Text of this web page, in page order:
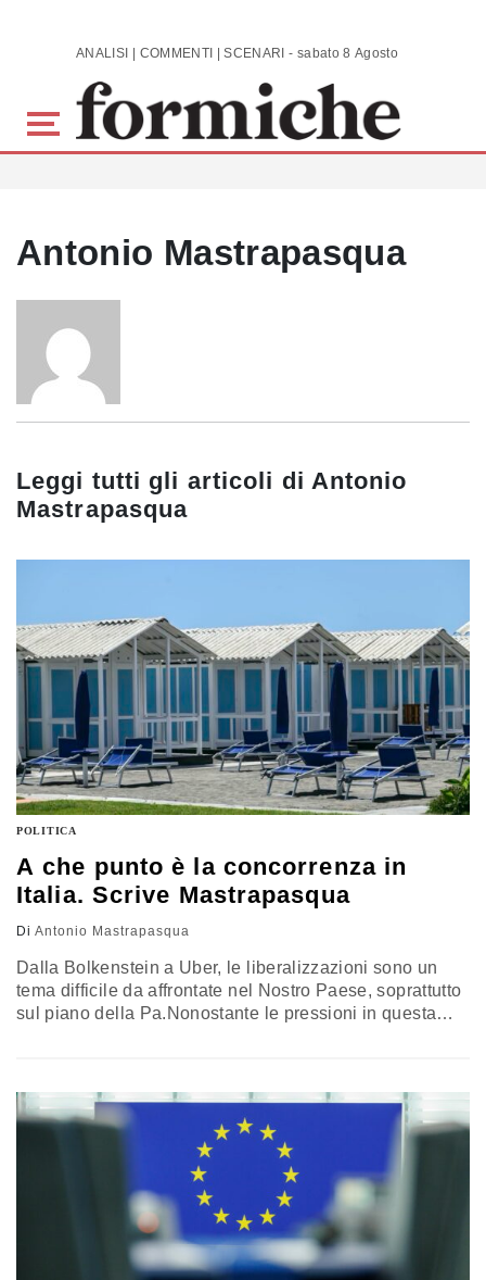
Skip to main content ANALISI | COMMENTI | SCENARI - sabato 8 Agosto 2026
Antonio Mastrapasqua
Leggi tutti gli articoli di Antonio
Mastrapasqua
POLITICA
A che punto è la concorrenza in
Italia. Scrive Mastrapasqua
Di Antonio Mastrapasqua
Dalla Bolkenstein a Uber, le liberalizzazioni sono un
tema difficile da affrontate nel Nostro Paese, soprattutto
sul piano della Pa.Nonostante le pressioni in questa